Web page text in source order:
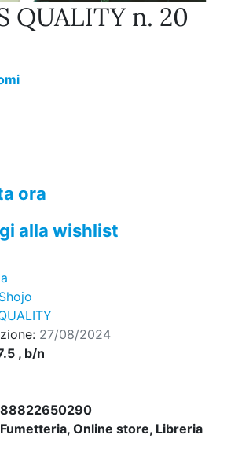
QUALITY n. 20
ora
alla wishlist
Shojo
27/08/2024
, b/n
Fumetteria, Online store, Libreria